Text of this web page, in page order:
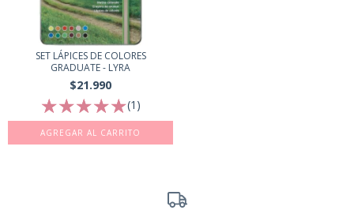
SET LÁPICES DE COLORES
GRADUATE - LYRA
$21.990
(1)
AGREGAR AL CARRITO